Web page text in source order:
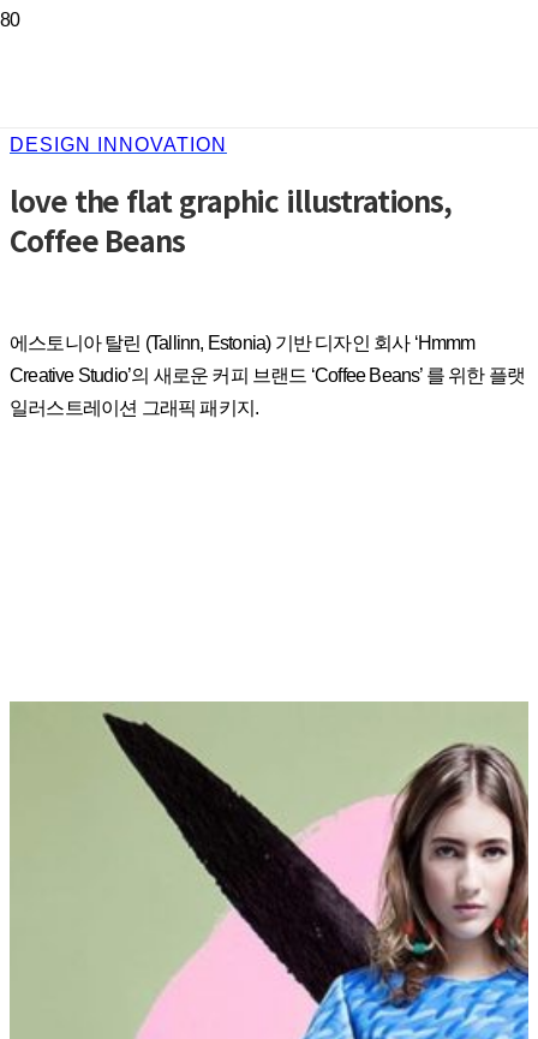
DESIGN INNOVATION
love the flat graphic illustrations,
Coffee Beans
에스토니아 탈린 (Tallinn, Estonia) 기반 디자인 회사 ‘Hmmm
Creative Studio’의 새로운 커피 브랜드 ‘Coffee Beans’ 를 위한 플랫
일러스트레이션 그래픽 패키지.